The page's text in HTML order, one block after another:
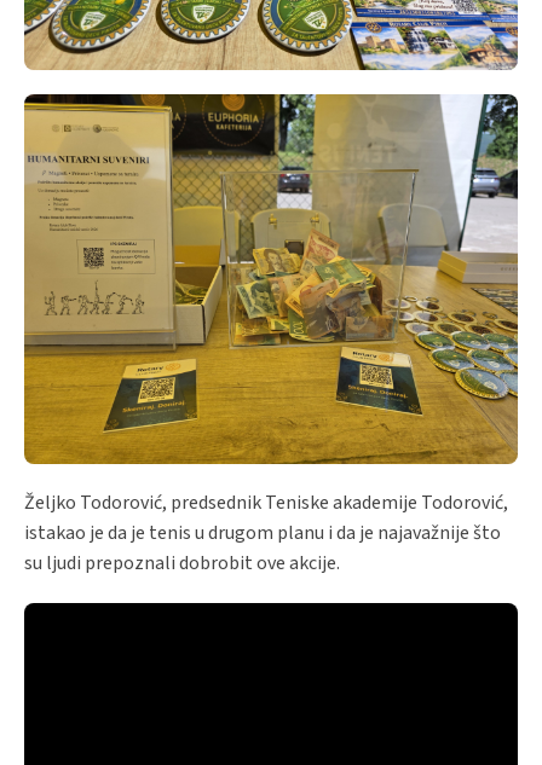
Željko Todorović, predsednik Teniske akademije Todorović,
istakao je da je tenis u drugom planu i da je najavažnije što
su ljudi prepoznali dobrobit ove akcije.